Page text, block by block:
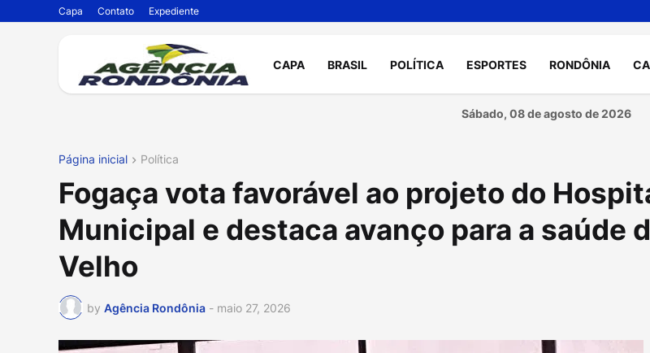
Capa Contato Expediente
CAPA BRASIL POLÍTICA ESPORTES RONDÔNIA
Sábado, 08 de agosto de 2026
Página inicial Política
Fogaça vota favorável ao projeto do
Municipal e destaca avanço para a saúde
Velho
by Agência Rondônia - maio 27, 2026